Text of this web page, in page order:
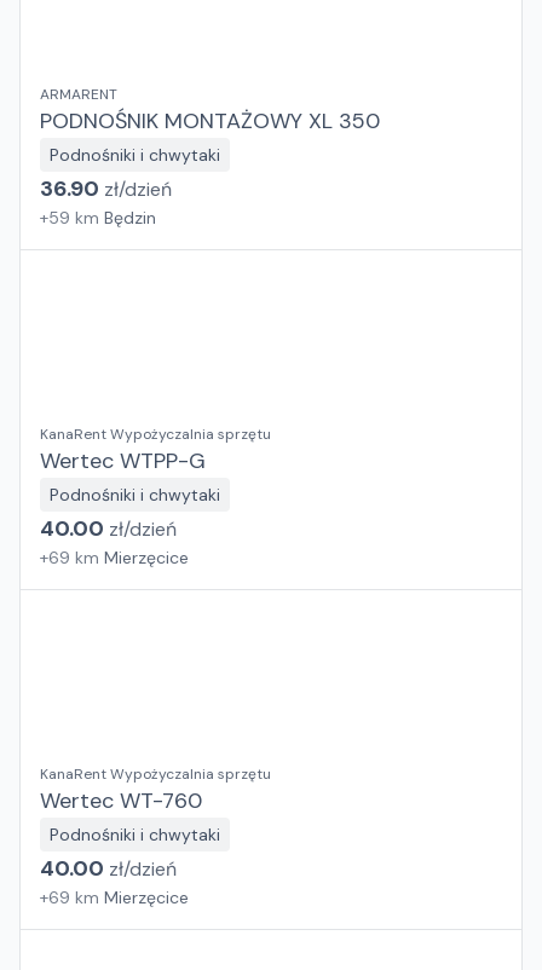
ARMARENT
PODNOŚNIK MONTAŻOWY XL 350
Podnośniki i chwytaki
36.90 zł/dzień
+59 km Będzin
KanaRent Wypożyczalnia sprzętu
Wertec WTPP-G
Podnośniki i chwytaki
40.00 zł/dzień
+69 km Mierzęcice
KanaRent Wypożyczalnia sprzętu
Wertec WT-760
Podnośniki i chwytaki
40.00 zł/dzień
+69 km Mierzęcice